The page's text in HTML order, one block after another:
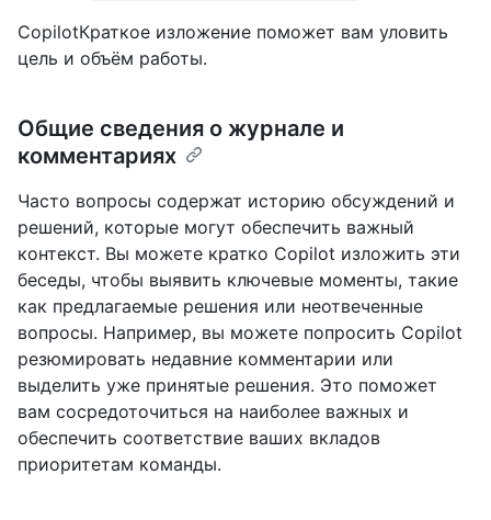
CopilotКраткое изложение поможет вам уловить
цель и объём работы.
Общие сведения о журнале и
комментариях
Часто вопросы содержат историю обсуждений и
решений, которые могут обеспечить важный
контекст. Вы можете кратко Copilot изложить эти
беседы, чтобы выявить ключевые моменты, такие
как предлагаемые решения или неотвеченные
вопросы. Например, вы можете попросить Copilot
резюмировать недавние комментарии или
выделить уже принятые решения. Это поможет
вам сосредоточиться на наиболее важных и
обеспечить соответствие ваших вкладов
приоритетам команды.